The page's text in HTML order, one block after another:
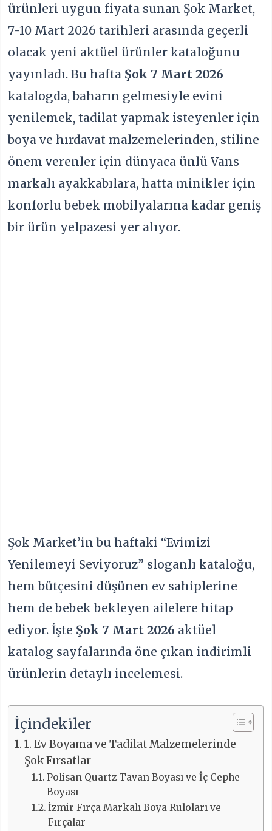
ürünleri uygun fiyata sunan Şok Market,
7-10 Mart 2026 tarihleri arasında geçerli
olacak yeni aktüel ürünler kataloğunu
yayınladı. Bu hafta Şok 7 Mart 2026
katalogda, baharın gelmesiyle evini
yenilemek, tadilat yapmak isteyenler için
boya ve hırdavat malzemelerinden, stiline
önem verenler için dünyaca ünlü Vans
markalı ayakkabılara, hatta minikler için
konforlu bebek mobilyalarına kadar geniş
bir ürün yelpazesi yer alıyor.
Şok Market’in bu haftaki “Evimizi
Yenilemeyi Seviyoruz” sloganlı kataloğu,
hem bütçesini düşünen ev sahiplerine
hem de bebek bekleyen ailelere hitap
ediyor. İşte Şok 7 Mart 2026 aktüel
katalog sayfalarında öne çıkan indirimli
ürünlerin detaylı incelemesi.
İçindekiler
1. Ev Boyama ve Tadilat Malzemelerinde
Şok Fırsatlar
Polisan Quartz Tavan Boyası ve İç Cephe
Boyası
İzmir Fırça Markalı Boya Ruloları ve
Fırçalar